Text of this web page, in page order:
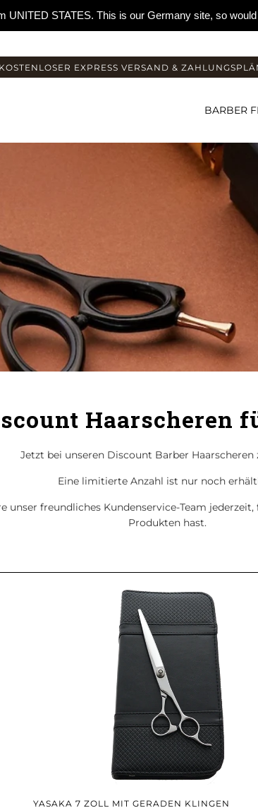
UNITED STATES. This is our Germany site, so
KOSTENLOSER EXPRESS VERSAND &
BARBER
Haarscheren
Jetzt bei unseren Discount Barber Haarscheren
Eine limitierte Anzahl ist nur noch
unser freundliches Kundenservice-Team jederzeit,
Produkten hast.
YASAKA 7 ZOLL MIT GERADEN KLINGEN